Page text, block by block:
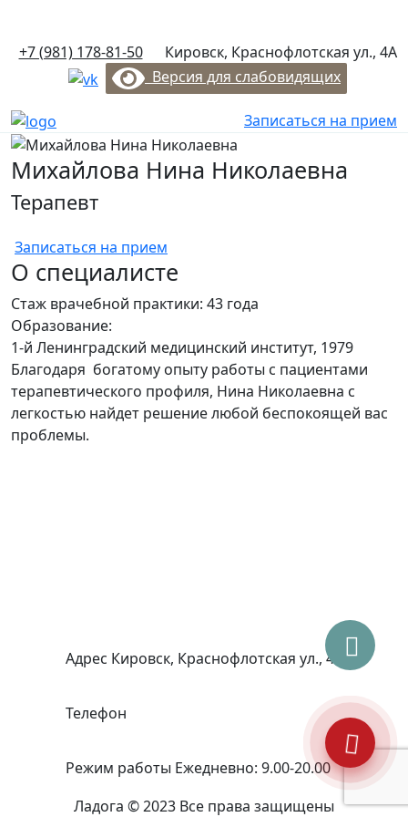
+7 (981) 178-81-50
Кировск, Краснофлотская ул., 4А
Версия для слабовидящих
Записаться на прием
Михайлова Нина Николаевна
Терапевт
Записаться на прием
О специалисте
Стаж врачебной практики: 43 года
Образование:
1-й Ленинградский медицинский институт, 1979
Благодаря богатому опыту работы с пациентами
терапевтического профиля, Нина Николаевна с
легкостью найдет решение любой беспокоящей вас
проблемы.
Адрес Кировск, Краснофлотская ул., 4А
Телефон
Режим работы Ежедневно: 9.00-20.00
Ладога © 2023 Все права защищены